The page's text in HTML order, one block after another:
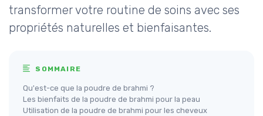
transformer votre routine de soins avec ses
propriétés naturelles et bienfaisantes.
SOMMAIRE
Qu'est-ce que la poudre de brahmi ?
Les bienfaits de la poudre de brahmi pour la peau
Utilisation de la poudre de brahmi pour les cheveux